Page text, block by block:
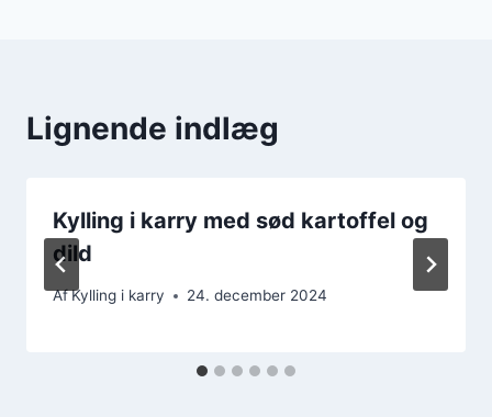
Lignende indlæg
Kylling i karry med sød kartoffel og
dild
AfKylling i karry 24. december 2024